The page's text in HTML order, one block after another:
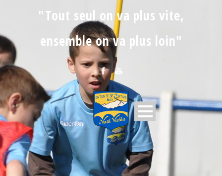
"Tout seul on va plus vite,
ensemble on va plus loin"